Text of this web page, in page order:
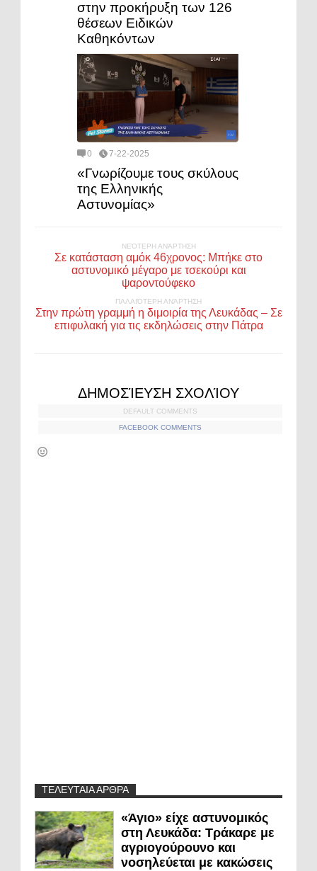
στην προκήρυξη των 126
θέσεων Ειδικών
Καθηκόντων
0 7-22-2025
«Γνωρίζουμε τους σκύλους
της Ελληνικής
Αστυνομίας»
ΝΕΌΤΕΡΗ ΑΝΆΡΤΗΣΗ
Σε κατάσταση αμόκ 46χρονος: Μπήκε στο
αστυνομικό μέγαρο με τσεκούρι και
ψαροντούφεκο
ΠΑΛΑΙΌΤΕΡΗ ΑΝΆΡΤΗΣΗ
Στην πρώτη γραμμή η διμοιρία της Λευκάδας – Σε
επιφυλακή για τις εκδηλώσεις στην Πάτρα
ΔΗΜΟΣΊΕΥΣΗ ΣΧΟΛΊΟΥ
DEFAULT COMMENTS
FACEBOOK COMMENTS
ΤΕΛΕΥΤΑΙΑ ΑΡΘΡΑ
«Άγιο» είχε αστυνομικός
στη Λευκάδα: Τράκαρε με
αγριογούρουνο και
νοσηλεύεται με κακώσεις